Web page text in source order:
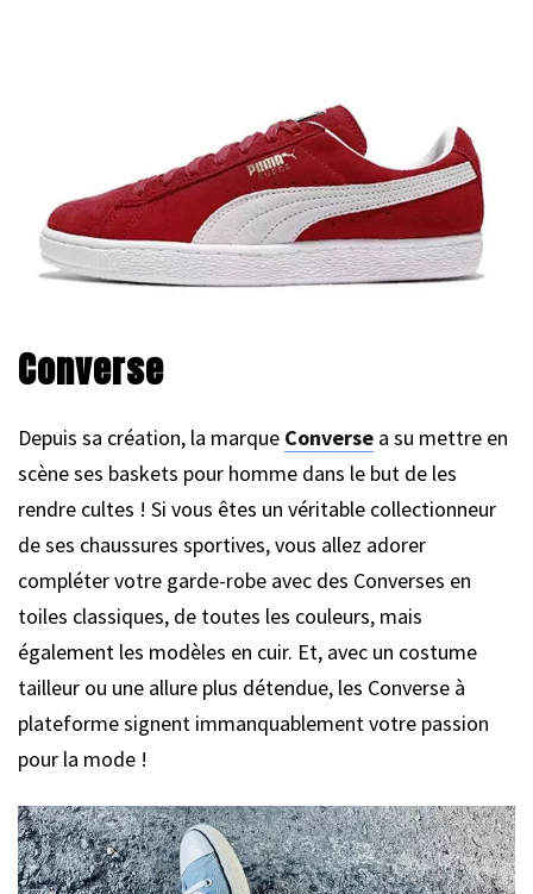
Converse
Depuis sa création, la marque Converse a su mettre en
scène ses baskets pour homme dans le but de les
rendre cultes ! Si vous êtes un véritable collectionneur
de ses chaussures sportives, vous allez adorer
compléter votre garde-robe avec des Converses en
toiles classiques, de toutes les couleurs, mais
également les modèles en cuir. Et, avec un costume
tailleur ou une allure plus détendue, les Converse à
plateforme signent immanquablement votre passion
pour la mode !